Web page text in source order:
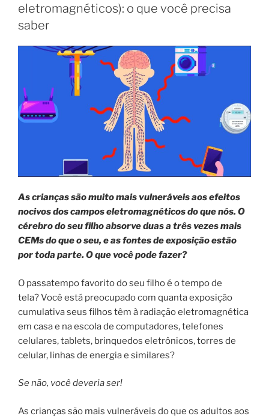
eletromagnéticos): o que você precisa
saber
As crianças são muito mais vulneráveis ​​aos efeitos
nocivos dos campos eletromagnéticos do que nós. O
cérebro do seu filho absorve duas a três vezes mais
CEMs do que o seu, e as fontes de exposição estão
por toda parte. O que você pode fazer?
O passatempo favorito do seu filho é o tempo de
tela? Você está preocupado com quanta exposição
cumulativa seus filhos têm à radiação eletromagnética
em casa e na escola de computadores, telefones
celulares, tablets, brinquedos eletrônicos, torres de
celular, linhas de energia e similares?
Se não, você deveria ser!
As crianças são mais vulneráveis ​​do que os adultos aos